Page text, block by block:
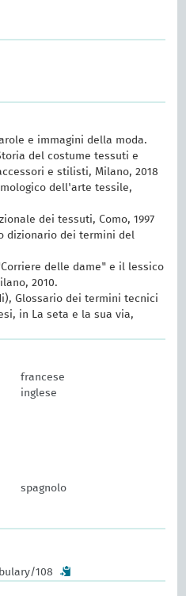
e immagini della moda.
del costume tessuti e
e stilisti, Milano, 2018
dell'arte tessile,
dei tessuti, Como, 1997
dizionario dei termini del
delle dame" e il lessico
2010.
Glossario dei termini tecnici
in La seta e la sua via,
francese
inglese
spagnolo
108